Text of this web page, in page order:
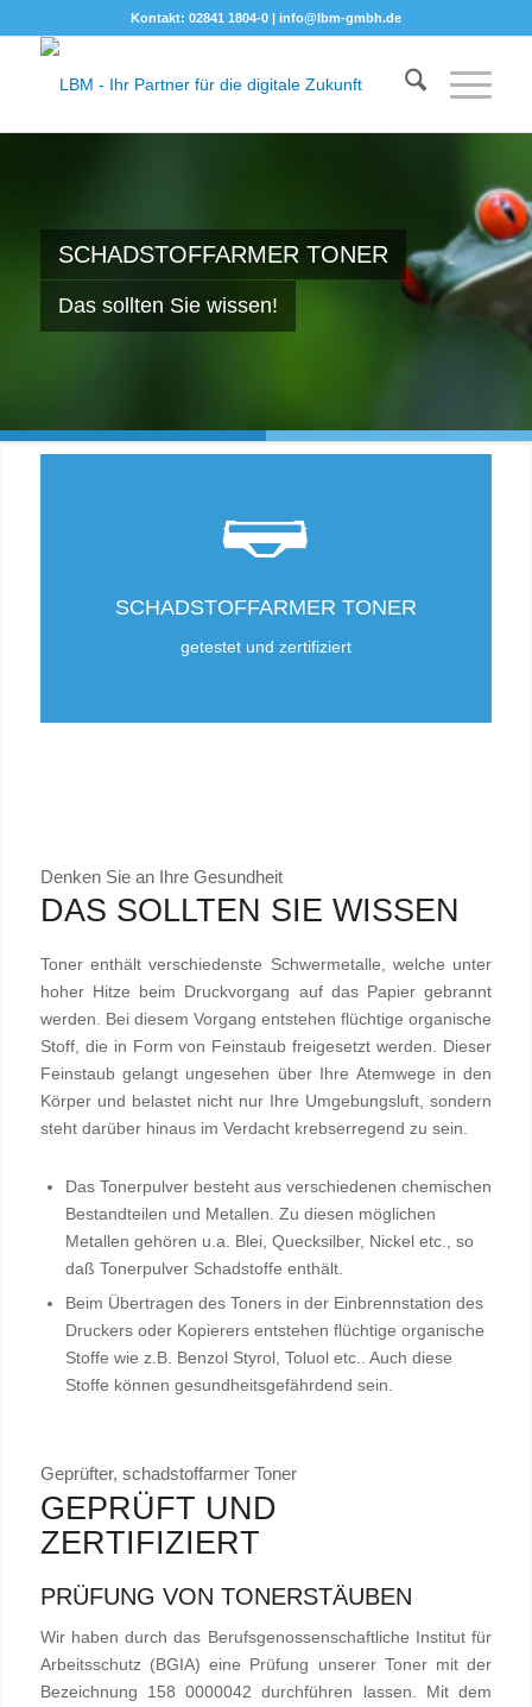
Kontakt: 02841 1804-0 | info@lbm-gmbh.de
SCHADSTOFFARMER TONER
Das sollten Sie wissen!
SCHADSTOFFARMER TONER
getestet und zertifiziert
Denken Sie an Ihre Gesundheit
DAS SOLLTEN SIE WISSEN
Toner enthält verschiedenste Schwermetalle, welche unter
hoher Hitze beim Druckvorgang auf das Papier gebrannt
werden. Bei diesem Vorgang entstehen flüchtige organische
Stoff, die in Form von Feinstaub freigesetzt werden. Dieser
Feinstaub gelangt ungesehen über Ihre Atemwege in den
Körper und belastet nicht nur Ihre Umgebungsluft, sondern
steht darüber hinaus im Verdacht krebserregend zu sein.
Das Tonerpulver besteht aus verschiedenen chemischen
Bestandteilen und Metallen. Zu diesen möglichen
Metallen gehören u.a. Blei, Quecksilber, Nickel etc., so
daß Tonerpulver Schadstoffe enthält.
Beim Übertragen des Toners in der Einbrennstation des
Druckers oder Kopierers entstehen flüchtige organische
Stoffe wie z.B. Benzol Styrol, Toluol etc.. Auch diese
Stoffe können gesundheitsgefährdend sein.
Geprüfter, schadstoffarmer Toner
GEPRÜFT UND
ZERTIFIZIERT
PRÜFUNG VON TONERSTÄUBEN
Wir haben durch das Berufsgenossenschaftliche Institut für
Arbeitsschutz (BGIA) eine Prüfung unserer Toner mit der
Bezeichnung 158 0000042 durchführen lassen. Mit dem